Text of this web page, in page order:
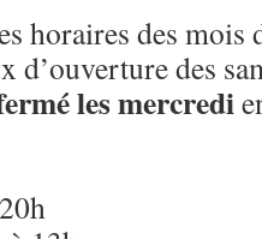
horaires des
d’ouverture des
les mercredi